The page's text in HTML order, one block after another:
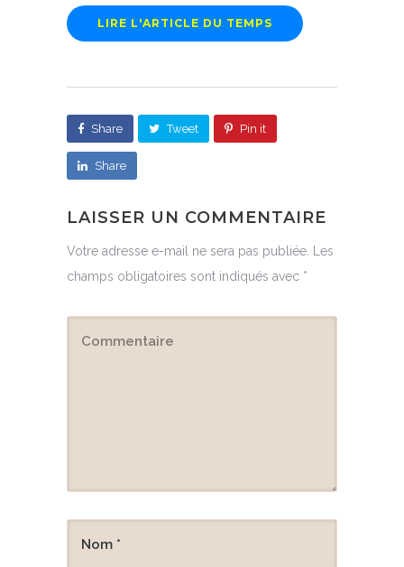
LIRE L'ARTICLE DU TEMPS
Share Tweet Pin it
Share
LAISSER UN COMMENTAIRE
Votre adresse e-mail ne sera pas publiée. Les
champs obligatoires sont indiqués avec *